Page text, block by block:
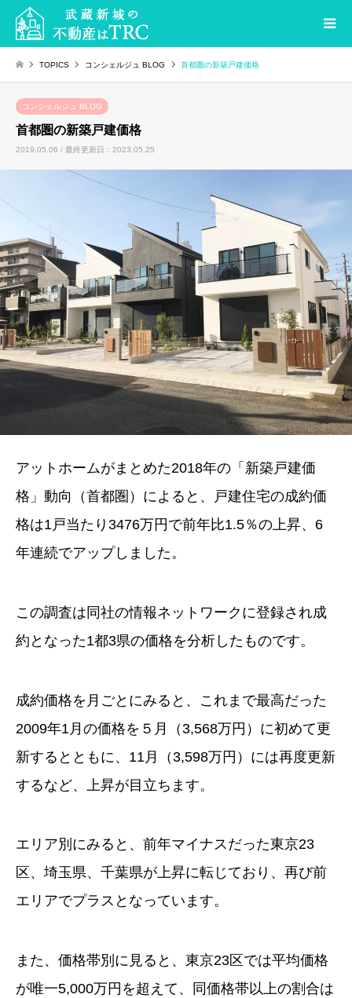
TOPICS コンシェルジュ BLOG 首都圏の新築戸建価格
コンシェルジュ BLOG
首都圏の新築戸建価格
2019.05.06 / 最終更新日：2023.05.25
アットホームがまとめた2018年の「新築戸建価
格」動向（首都圏）によると、戸建住宅の成約価
格は1戸当たり3476万円で前年比1.5％の上昇、6
年連続でアップしました。
この調査は同社の情報ネットワークに登録され成
約となった1都3県の価格を分析したものです。
成約価格を月ごとにみると、これまで最高だった
2009年1月の価格を５月（3,568万円）に初めて更
新するとともに、11月（3,598万円）には再度更新
するなど、上昇が目立ちます。
エリア別にみると、前年マイナスだった東京23
区、埼玉県、千葉県が上昇に転じており、再び前
エリアでプラスとなっています。
また、価格帯別に見ると、東京23区では平均価格
が唯一5,000万円を超えて、同価格帯以上の割合は